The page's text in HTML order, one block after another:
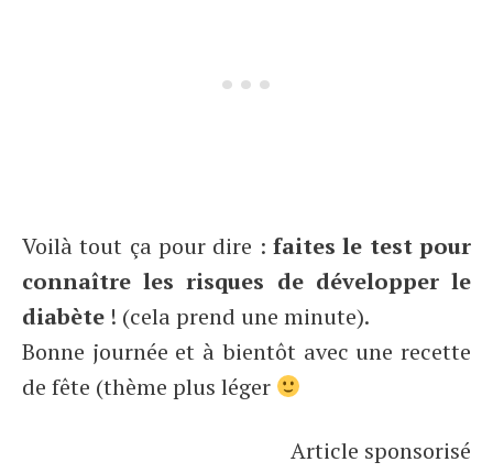
Voilà tout ça pour dire : faites le test pour
connaître les risques de développer le
diabète ! (cela prend une minute).
Bonne journée et à bientôt avec une recette
de fête (thème plus léger
Article sponsorisé